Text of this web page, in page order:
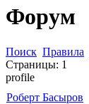
Форум
Поиск Правила
Страницы: 1
profile
Роберт Басыров